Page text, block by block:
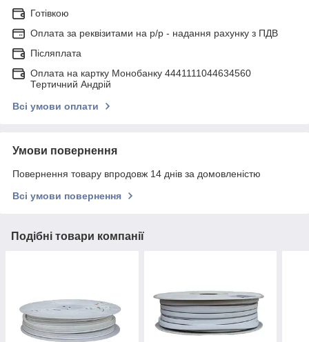
Готівкою
Оплата за реквізитами на р/р - надання рахунку з ПДВ
Післяплата
Оплата на картку Монобанку 4441111044634560
Тертичний Андрій
Всі умови оплати
Умови повернення
Повернення товару впродовж 14 днів за домовленістю
Всі умови повернення
Подібні товари компанії